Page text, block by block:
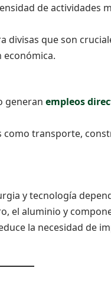
de actividades
divisas que son
económica.
generan empleos
como transporte,
y tecnología
el aluminio y
la necesidad de